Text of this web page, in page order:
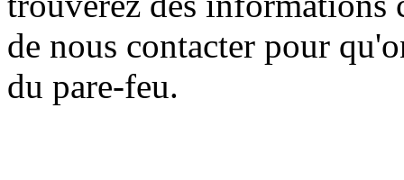
de nous contacter pour
du pare-feu.